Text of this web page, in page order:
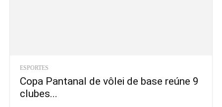
ESPORTES
Copa Pantanal de vôlei de base reúne 9
clubes...